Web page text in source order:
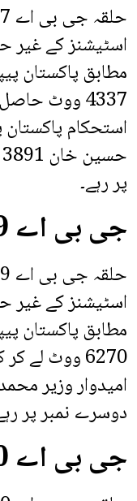
اسٹیشنز کے غیر
مطابق پاکستان
4337 ووٹ
استحکام
پر رہے۔
جی بی اے 9 اسکردو
اسٹیشنز کے غیر
مطابق پاکستان
6270 ووٹ
دوسرے نمبر پر
جی بی اے 10 اسکردو